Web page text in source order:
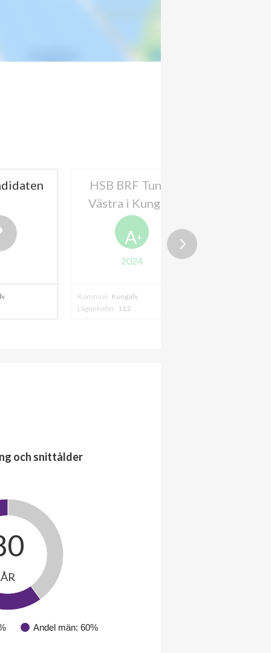
HSB BRF Tunge
Västra i Kungälv
A+
2024
Kommun Kungälv
Lägenheter 112
och snittålder
Andel män: 60%
ÅR